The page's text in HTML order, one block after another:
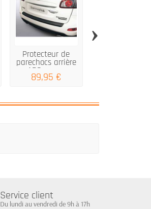
Protecteur de
parechocs arrière
ABS pour...
89,95 €
›
Service client
Du lundi au vendredi de 9h à 17h